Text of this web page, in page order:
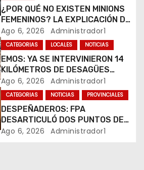
¿POR QUÉ NO EXISTEN MINIONS
FEMENINOS? LA EXPLICACIÓN DE
SU CREADOR QUE VOLVIÓ A
VIRALIZARSE
Ago 6, 2026 Administrador1
CATEGORIAS LOCALES NOTICIAS
EMOS: YA SE INTERVINIERON 14
KILÓMETROS DE DESAGÜES
PLUVIALES
Ago 6, 2026 Administrador1
CATEGORIAS NOTICIAS PROVINCIALES
DESPEÑADEROS: FPA
DESARTICULÓ DOS PUNTOS DE
VENTA DE DROGAS. TRES
Ago 6, 2026 Administrador1